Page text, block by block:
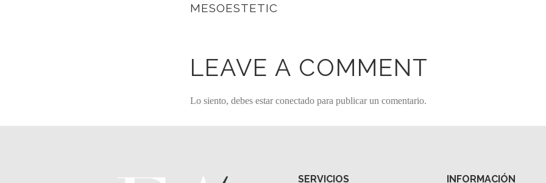
MESOESTETIC
LEAVE A COMMENT
Lo siento, debes estarconectado para publicar un comentario.
SERVICIOS INFORMACIÓN